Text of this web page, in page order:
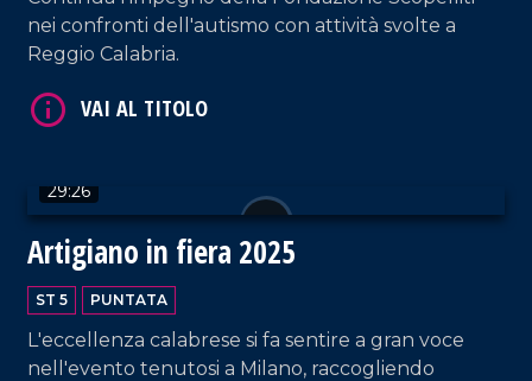
nei confronti dell'autismo con attività svolte a
Reggio Calabria.
29:26
Artigiano in fiera 2025
ST 5 PUNTATA
L'eccellenza calabrese si fa sentire a gran voce
nell'evento tenutosi a Milano, raccogliendo
VAI AL TITOLO